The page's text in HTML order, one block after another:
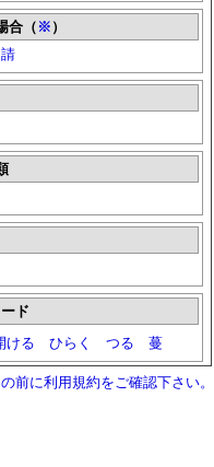
合（ ※ ）
ド
ける ひらく つる 蔓
前に利用規約をご確認下さい。